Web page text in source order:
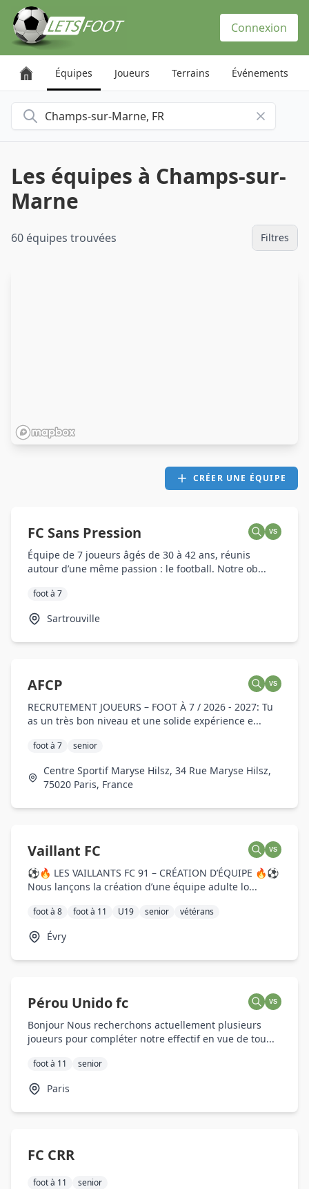
Connexion
Équipes Joueurs Terrains Événements
Rechercher une ville
Les équipes à Champs-sur-
Marne
60 équipes trouvées Filtres
CRÉER UNE ÉQUIPE
FC Sans Pression VS
Équipe de 7 joueurs âgés de 30 à 42 ans, réunis
autour d’une même passion : le football. Notre ob...
foot à 7
Sartrouville
AFCP VS
RECRUTEMENT JOUEURS – FOOT À 7 / 2026 - 2027: Tu
as un très bon niveau et une solide expérience e...
foot à 7 senior
Centre Sportif Maryse Hilsz, 34 Rue Maryse Hilsz,
75020 Paris, France
Vaillant FC VS
⚽🔥 LES VAILLANTS FC 91 – CRÉATION D’ÉQUIPE 🔥⚽
Nous lançons la création d’une équipe adulte lo...
foot à 8 foot à 11 U19 senior vétérans
Évry
Pérou Unido fc VS
Bonjour Nous recherchons actuellement plusieurs
joueurs pour compléter notre effectif en vue de tou...
foot à 11 senior
Paris
FC CRR
foot à 11 senior
Panneau de gestion des cookies